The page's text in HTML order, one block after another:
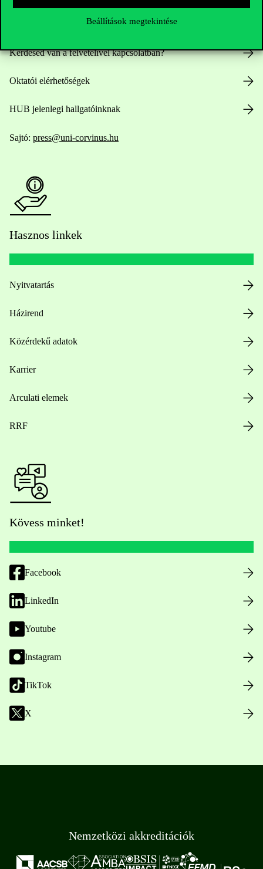
Beállítások megtekintése
+36 1 482 5000
Kérdésed van a felvételivel kapcsolatban?
Oktatói elérhetőségek
HUB jelenlegi hallgatóinknak
Sajtó: press@uni-corvinus.hu
Hasznos linkek
Nyitvatartás
Házirend
Közérdekű adatok
Karrier
Arculati elemek
RRF
Kövess minket!
Facebook
LinkedIn
Youtube
Instagram
TikTok
X
Nemzetközi akkreditációk